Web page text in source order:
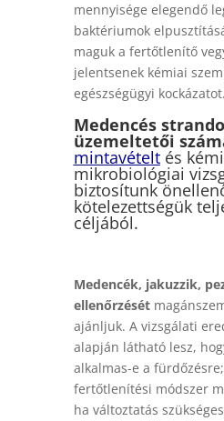
mennyisége elegendő
baktériumok
maguk a fertőtlenítő
jelentsenek kémiai
egészségügyi kockázatot.
Medencés
üzemeltetői
mintavételtés
mikrobiológiai
biztosítunk
kötelezettségük
céljából.
Medencék, jakuzzik,
ellenőrzését
ajánljuk. A vizsgálati
alapján látható lesz,
alkalmas-e a
fertőtlenítési módszer
ha változtatás